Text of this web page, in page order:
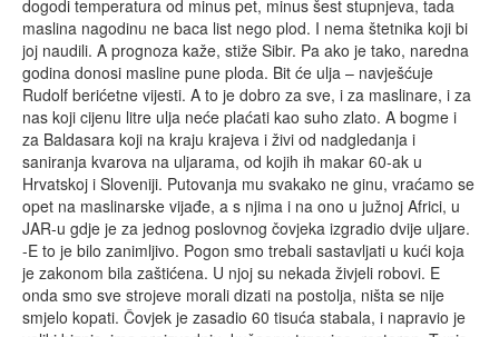
dogodi temperatura od minus pet, minus šest stupnjeva, tada
maslina nagodinu ne baca list nego plod. I nema štetnika koji bi
joj naudili. A prognoza kaže, stiže Sibir. Pa ako je tako, naredna
godina donosi masline pune ploda. Bit će ulja – navješćuje
Rudolf berićetne vijesti. A to je dobro za sve, i za maslinare, i za
nas koji cijenu litre ulja neće plaćati kao suho zlato. A bogme i
za Baldasara koji na kraju krajeva i živi od nadgledanja i
saniranja kvarova na uljarama, od kojih ih makar 60-ak u
Hrvatskoj i Sloveniji. Putovanja mu svakako ne ginu, vraćamo se
opet na maslinarske vijađe, a s njima i na ono u južnoj Africi, u
JAR-u gdje je za jednog poslovnog čovjeka izgradio dvije uljare.
-E to je bilo zanimljivo. Pogon smo trebali sastavljati u kući koja
je zakonom bila zaštićena. U njoj su nekada živjeli robovi. E
onda smo sve strojeve morali dizati na postolja, ništa se nije
smjelo kopati. Čovjek je zasadio 60 tisuća stabala, i napravio je